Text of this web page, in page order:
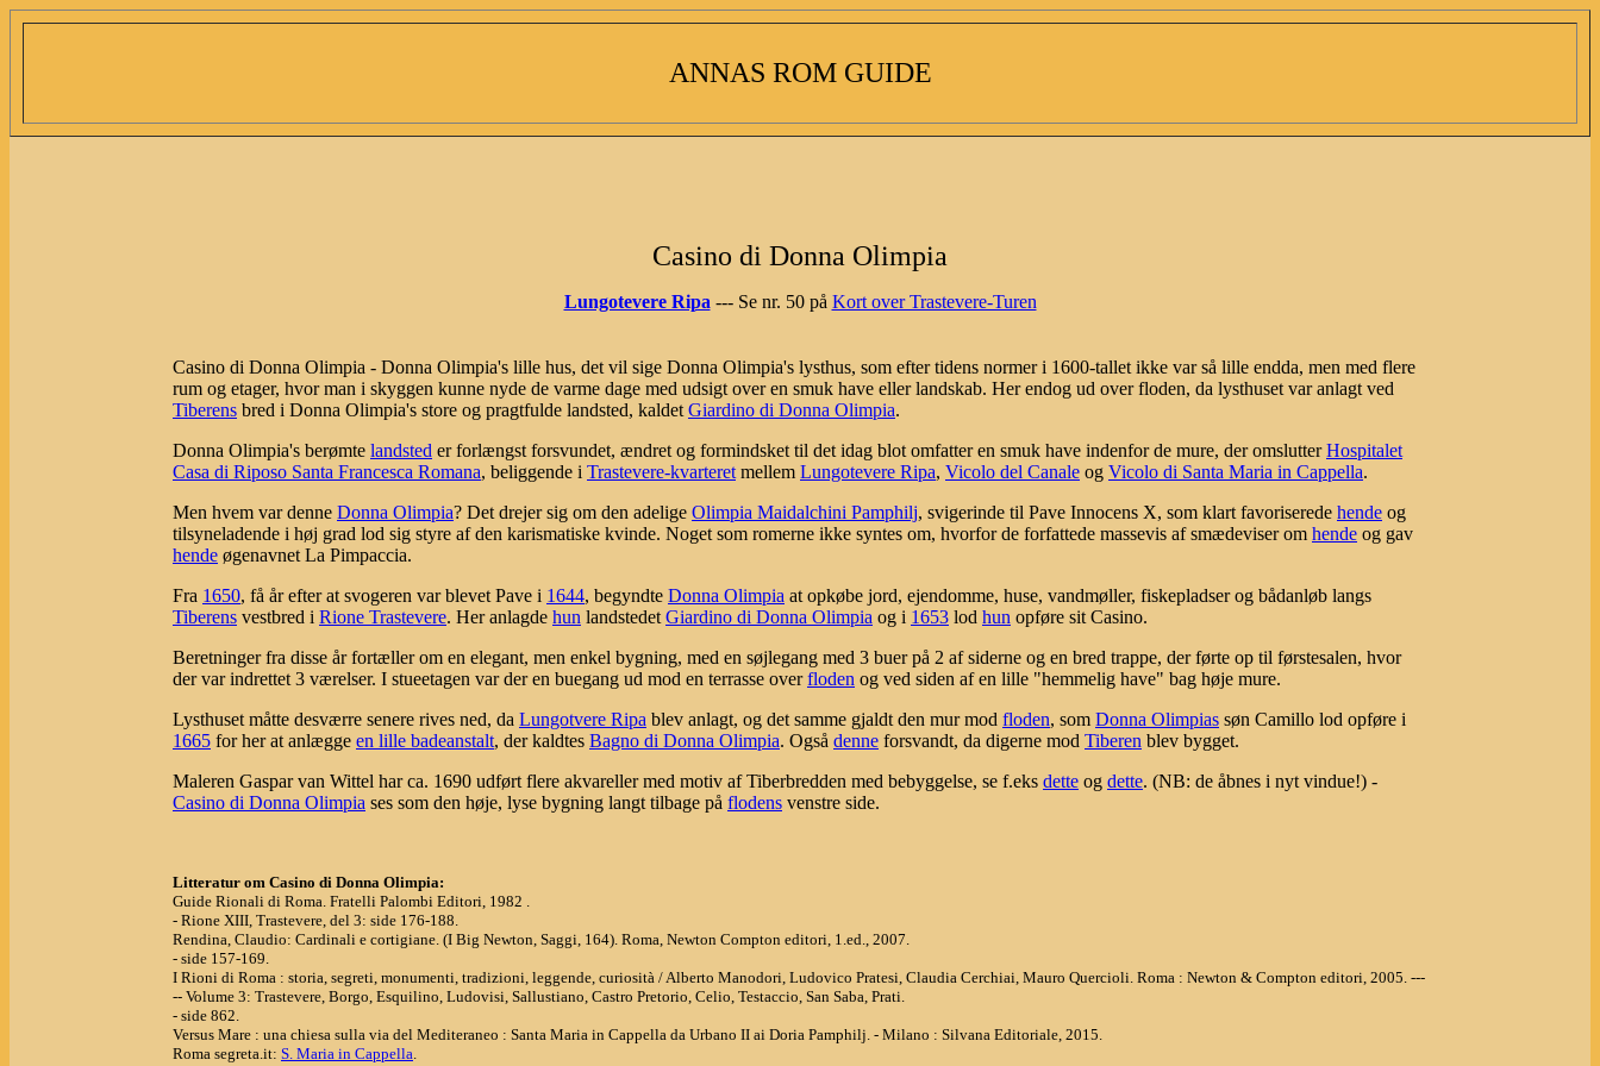
ANNAS ROM GUIDE
Casino di Donna Olimpia
Lungotevere Ripa --- Se nr. 50 på Kort over Trastevere-Turen
Casino di Donna Olimpia - Donna Olimpia's lille hus, det vil sige Donna Olimpia's lysthus, som efter tidens normer i 1600-tallet ikke var så lille endda, men med flere
rum og etager, hvor man i skyggen kunne nyde de varme dage med udsigt over en smuk have eller landskab. Her endog ud over floden, da lysthuset var anlagt ved
Tiberens bred i Donna Olimpia's store og pragtfulde landsted, kaldet Giardino di Donna Olimpia.
Donna Olimpia's berømte landsted er forlængst forsvundet, ændret og formindsket til det idag blot omfatter en smuk have indenfor de mure, der omslutterHospitalet
Casa di Riposo Santa Francesca Romana, beliggende i Trastevere-kvarteret mellem Lungotevere Ripa, Vicolo del Canale og Vicolo di Santa Maria in Cappella.
Men hvem var denne Donna Olimpia? Det drejer sig om den adelige Olimpia Maidalchini Pamphilj, svigerinde til Pave Innocens X, som klart favoriserede hende og
tilsyneladende i høj grad lod sig styre af den karismatiske kvinde. Noget som romerne ikke syntes om, hvorfor de forfattede massevis af smædeviser om hende og gav
hende øgenavnet La Pimpaccia.
Fra 1650, få år efter at svogeren var blevet Pave i 1644, begyndte Donna Olimpia at opkøbe jord, ejendomme, huse, vandmøller, fiskepladser og bådanløb langs
Tiberens vestbred i Rione Trastevere. Her anlagde hun landstedet Giardino di Donna Olimpia og i 1653 lod hun opføre sit Casino.
Beretninger fra disse år fortæller om en elegant, men enkel bygning, med en søjlegang med 3 buer på 2 af siderne og en bred trappe, der førte op til førstesalen, hvor
der var indrettet 3 værelser. I stueetagen var der en buegang ud mod en terrasse overfloden og ved siden af en lille "hemmelig have" bag høje mure.
Lysthuset måtte desværre senere rives ned, da Lungotvere Ripa blev anlagt, og det samme gjaldt den mur mod floden, som Donna Olimpias søn Camillo lod opføre i
1665 for her at anlægge en lille badeanstalt, der kaldtes Bagno di Donna Olimpia. Også denne forsvandt, da digerne mod Tiberen blev bygget.
Maleren Gaspar van Wittel har ca. 1690 udført flere akvareller med motiv af Tiberbredden med bebyggelse, se f.eks dette og dette. (NB: de åbnes i nyt vindue!) -
Casino di Donna Olimpia ses som den høje, lyse bygning langt tilbage på flodens venstre side.
Litteratur om Casino di Donna Olimpia:
Guide Rionali di Roma. Fratelli Palombi Editori, 1982 .
- Rione XIII, Trastevere, del 3: side 176-188.
Rendina, Claudio: Cardinali e cortigiane. (I Big Newton, Saggi, 164). Roma, Newton Compton editori, 1.ed., 2007.
- side 157-169.
I Rioni di Roma : storia, segreti, monumenti, tradizioni, leggende, curiosità / Alberto Manodori, Ludovico Pratesi, Claudia Cerchiai, Mauro Quercioli. Roma : Newton & Compton editori, 2005. ---
-- Volume 3: Trastevere, Borgo, Esquilino, Ludovisi, Sallustiano, Castro Pretorio, Celio, Testaccio, San Saba, Prati.
- side 862.
Versus Mare : una chiesa sulla via del Mediteraneo : Santa Maria in Cappella da Urbano II ai Doria Pamphilj. - Milano : Silvana Editoriale, 2015.
Roma segreta.it: S. Maria in Cappella.